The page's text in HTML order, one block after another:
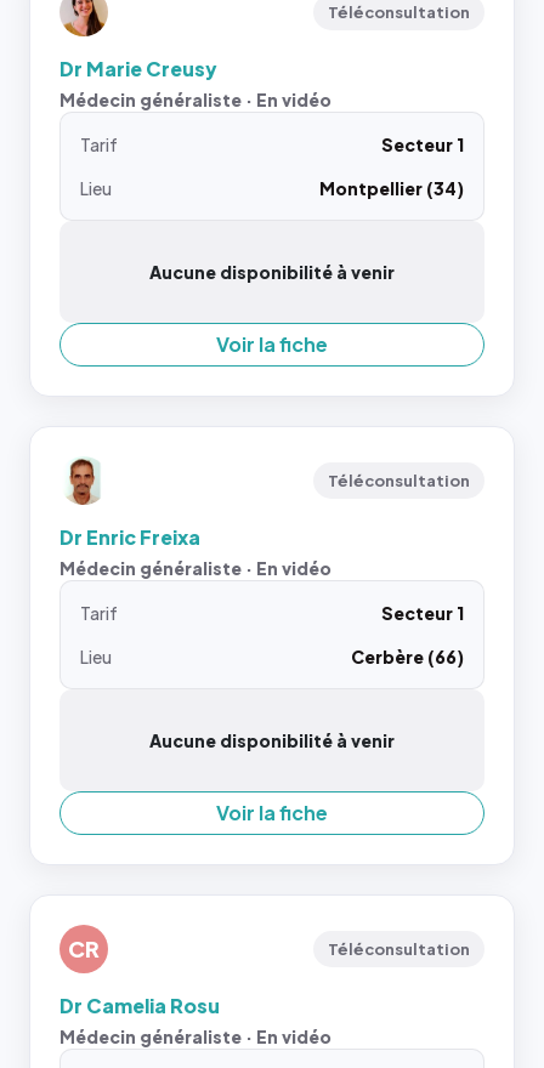
Téléconsultation
Dr Marie Creusy
Médecin généraliste · En vidéo
Tarif
Secteur 1
Lieu
Montpellier (34)
Aucune disponibilité à venir
Voir la fiche
Téléconsultation
Dr Enric Freixa
Médecin généraliste · En vidéo
Tarif
Secteur 1
Lieu
Cerbère (66)
Aucune disponibilité à venir
Voir la fiche
CR Téléconsultation
Dr Camelia Rosu
Médecin généraliste · En vidéo